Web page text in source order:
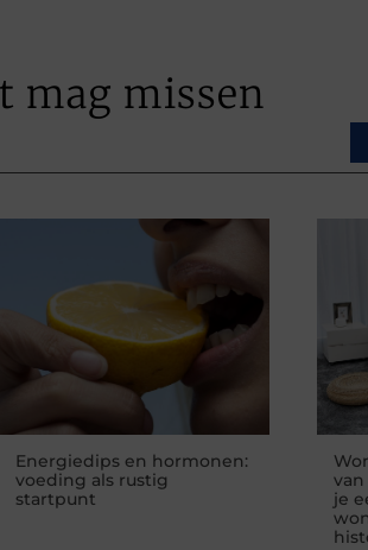
mag missen
Energiedips en hormonen:
voeding als rustig
startpunt
je